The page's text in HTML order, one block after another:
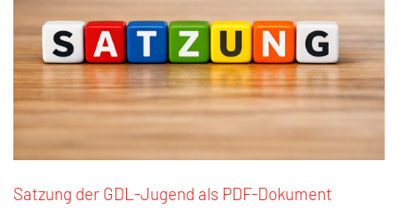
Satzung der GDL-Jugend als PDF-Dokument